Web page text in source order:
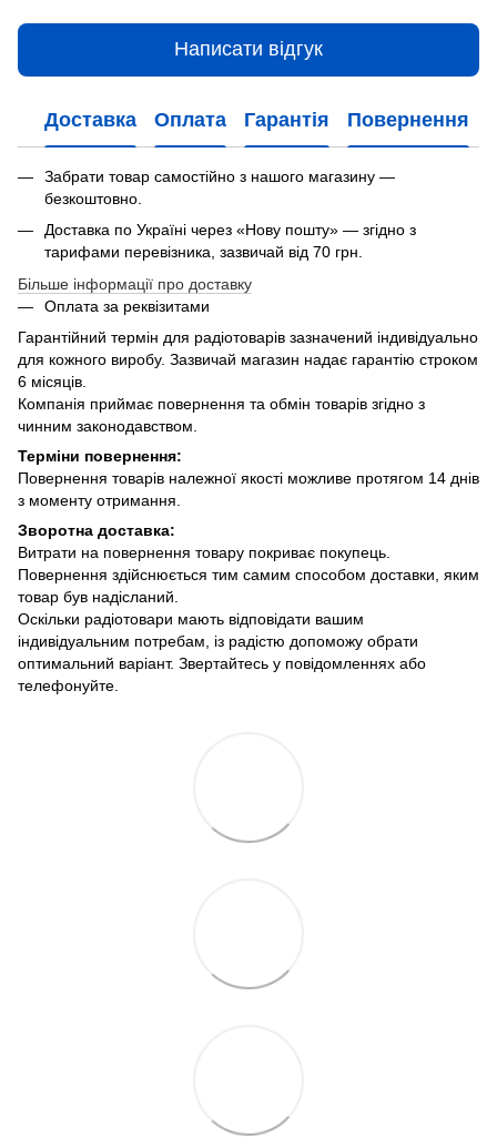
Написати відгук
Доставка Оплата Гарантія Повернення
Забрати товар самостійно з нашого магазину —
безкоштовно.
Доставка по Україні через «Нову пошту» — згідно з
тарифами перевізника, зазвичай від 70 грн.
Більше інформації про доставку
Оплата за реквізитами
Гарантійний термін для радіотоварів зазначений індивідуально
для кожного виробу. Зазвичай магазин надає гарантію строком
6 місяців.
Компанія приймає повернення та обмін товарів згідно з
чинним законодавством.
Терміни повернення:
Повернення товарів належної якості можливе протягом 14 днів
з моменту отримання.
Зворотна доставка:
Витрати на повернення товару покриває покупець.
Повернення здійснюється тим самим способом доставки, яким
товар був надісланий.
Оскільки радіотовари мають відповідати вашим
індивідуальним потребам, із радістю допоможу обрати
оптимальний варіант. Звертайтесь у повідомленнях або
телефонуйте.